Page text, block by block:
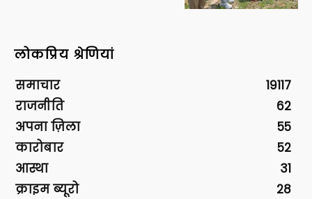
लोकप्रिय श्रेणियां
समाचार
19117
राजनीति
62
अपना ज़िला
55
कारोबार
52
आस्था
31
क्राइम ब्यूरो
28